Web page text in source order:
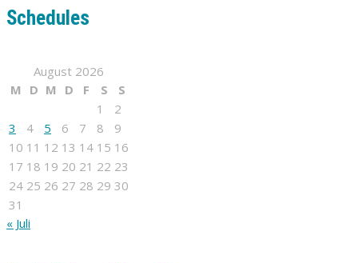
Schedules
August 2026
M D M D F S
S
1
2
3
4 5 6 7 8
9
10 11 12 13 14 15 16
17 18 19 20 21 22 23
24 25 26 27 28 29 30
31
« Juli